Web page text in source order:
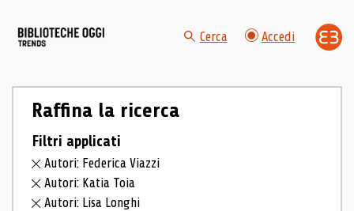
Cerca Accedi
Raffina la ricerca
Filtri applicati
Autori: Federica Viazzi
Autori: Katia Toia
Autori: Lisa Longhi